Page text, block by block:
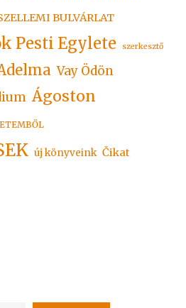
BULVÁRLAT
Pesti Egylete szerkesztő
Vay Ödön
Ágoston
új könyveink Čikat